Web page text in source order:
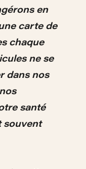
en
carte de
chaque
ne se
dans nos
santé
souvent